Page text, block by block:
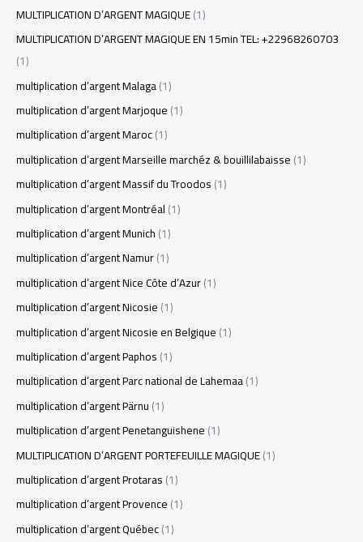
MULTIPLICATION D’ARGENT MAGIQUE(1)
MULTIPLICATION D’ARGENT MAGIQUE EN 15min TEL: +22968260703
(1)
multiplication d’argent Malaga(1)
multiplication d’argent Marjoque(1)
multiplication d’argent Maroc(1)
multiplication d’argent Marseille marchéz & bouillilabaisse(1)
multiplication d’argent Massif du Troodos(1)
multiplication d’argent Montréal(1)
multiplication d’argent Munich(1)
multiplication d’argent Namur(1)
multiplication d’argent Nice Côte d’Azur(1)
multiplication d’argent Nicosie(1)
multiplication d’argent Nicosie en Belgique(1)
multiplication d’argent Paphos(1)
multiplication d’argent Parc national de Lahemaa(1)
multiplication d’argent Pärnu(1)
multiplication d’argent Penetanguishene(1)
MULTIPLICATION D’ARGENT PORTEFEUILLE MAGIQUE(1)
multiplication d’argent Protaras(1)
multiplication d’argent Provence(1)
multiplication d’argent Québec(1)